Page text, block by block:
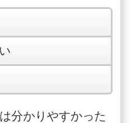
分かりやすかった